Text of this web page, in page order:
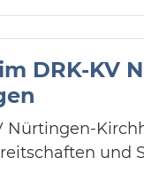
DRK-KV
Nürtingen-
und